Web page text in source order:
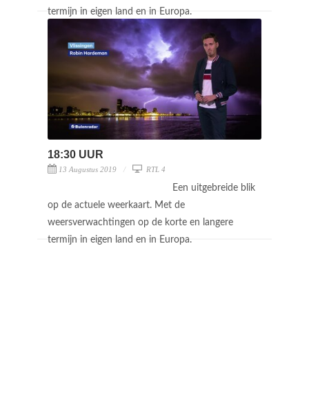
termijn in eigen land en in Europa.
18:30 UUR
13 Augustus 2019 RTL 4
Een uitgebreide blik
op de actuele weerkaart. Met de
weersverwachtingen op de korte en langere
termijn in eigen land en in Europa.